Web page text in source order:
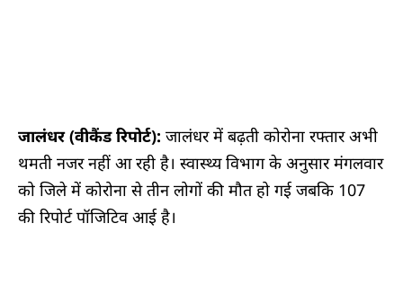
जालंधर (वीकैंड रिपोर्ट): जालंधर में बढ़ती कोरोना रफ्तार अभी
थमती नजर नहीं आ रही है। स्वास्थ्य विभाग के अनुसार मंगलवार
को जिले में कोरोना से तीन लोगों की मौत हो गई जबकि 107
की रिपोर्ट पॉजिटिव आई है।